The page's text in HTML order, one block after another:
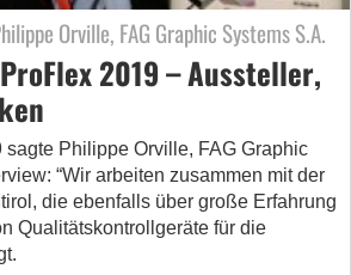
Orville, FAG Graphic Systems S.A.
2019 – Aussteller,
sagte Philippe Orville, FAG Graphic
“Wir arbeiten zusammen mit der
die ebenfalls über große Erfahrung
Qualitätskontrollgeräte für die